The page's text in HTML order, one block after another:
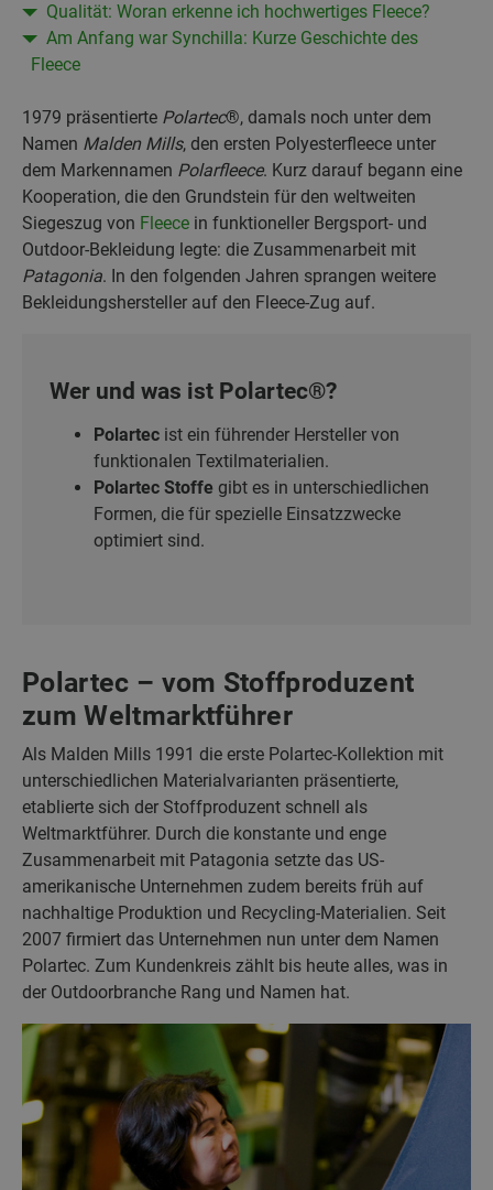
Qualität: Woran erkenne ich hochwertiges Fleece?
Am Anfang war Synchilla: Kurze Geschichte des
Fleece
1979 präsentierte Polartec®, damals noch unter dem
Namen Malden Mills, den ersten Polyesterfleece unter
dem Markennamen Polarfleece. Kurz darauf begann eine
Kooperation, die den Grundstein für den weltweiten
Siegeszug von Fleece in funktioneller Bergsport- und
Outdoor-Bekleidung legte: die Zusammenarbeit mit
Patagonia. In den folgenden Jahren sprangen weitere
Bekleidungshersteller auf den Fleece-Zug auf.
Wer und was ist Polartec®?
Polartec ist ein führender Hersteller von
funktionalen Textilmaterialien.
Polartec Stoffe gibt es in unterschiedlichen
Formen, die für spezielle Einsatzzwecke
optimiert sind.
Polartec – vom Stoffproduzent
zum Weltmarktführer
Als Malden Mills 1991 die erste Polartec-Kollektion mit
unterschiedlichen Materialvarianten präsentierte,
etablierte sich der Stoffproduzent schnell als
Weltmarktführer. Durch die konstante und enge
Zusammenarbeit mit Patagonia setzte das US-
amerikanische Unternehmen zudem bereits früh auf
nachhaltige Produktion und Recycling-Materialien. Seit
2007 firmiert das Unternehmen nun unter dem Namen
Polartec. Zum Kundenkreis zählt bis heute alles, was in
der Outdoorbranche Rang und Namen hat.